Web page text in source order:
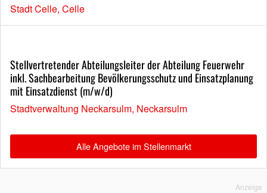
Stadt Celle, Celle
Stellvertretender Abteilungsleiter der Abteilung Feuerwehr
inkl. Sachbearbeitung Bevölkerungsschutz und Einsatzplanung
mit Einsatzdienst (m/w/d)
Stadtverwaltung Neckarsulm, Neckarsulm
Alle Angebote im Stellenmarkt
Anzeige